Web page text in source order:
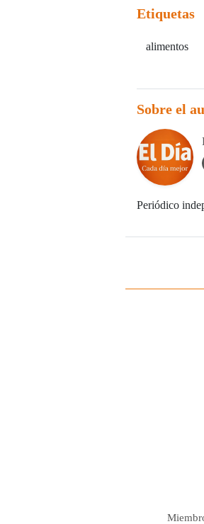
Etiquetas
alimentos
Sobre el
Periódico